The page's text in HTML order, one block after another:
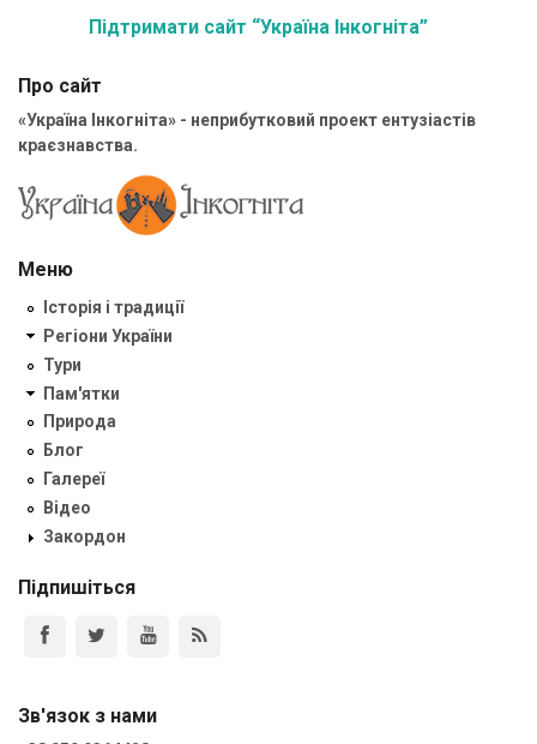
Підтримати сайт “Україна Інкогніта”
Про сайт
«Україна Інкогніта» - неприбутковий проект ентузіастів
краєзнавства.
Меню
Історія і традиції
Регіони України
Тури
Пам'ятки
Природа
Блог
Галереї
Відео
Закордон
Підпишіться
Зв'язок з нами